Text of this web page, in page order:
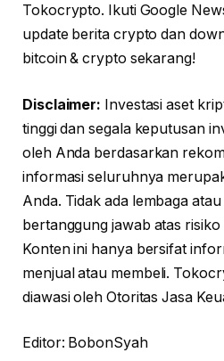
Tokocrypto. Ikuti Google
update berita crypto dan
bitcoin & crypto sekarang!
Disclaimer: Investasi aset
tinggi dan segala keputusan
oleh Anda berdasarkan
informasi seluruhnya
Anda. Tidak ada lembaga
bertanggung jawab atas
Konten ini hanya bersifat
menjual atau membeli.
diawasi oleh Otoritas Jasa
Editor: BobonSyah